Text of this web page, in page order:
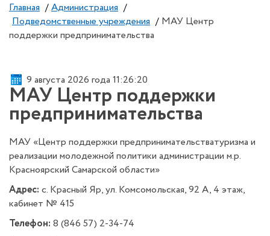
Главная / Администрация /
Подведомственные учреждения / МАУ Центр
поддержки предпринимательства
9 августа 2026 года 11:26:20
МАУ Центр поддержки
предпринимательства
МАУ «Центр поддержки предпринимательстватуризма и
реализации молодежной политики администрации м.р.
Красноярский Самарской области»
Адрес: с. Красный Яр, ул. Комсомольская, 92 А, 4 этаж,
кабинет № 415
Телефон: 8 (846 57) 2-34-74